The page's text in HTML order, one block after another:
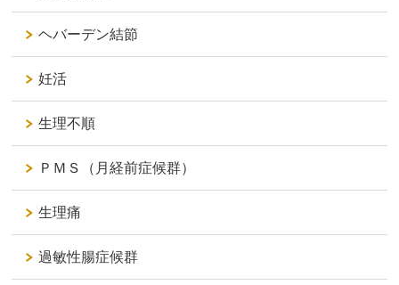
ヘバーデン結節
妊活
生理不順
ＰＭＳ（月経前症候群）
生理痛
過敏性腸症候群